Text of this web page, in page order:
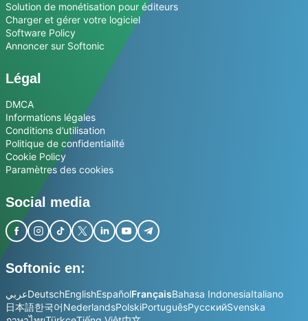
Solution de monétisation pour éditeurs
Charger et gérer votre logiciel
Software Policy
Annoncer sur Softonic
Légal
DMCA
Informations légales
Conditions d’utilisation
Politique de confidentialité
Cookie Policy
Paramètres des cookies
Social media
Softonic en:
عربيDeutschEnglishEspañolFrançaisBahasa IndonesiaItaliano
日本語한국어NederlandsPolskiPortuguêsРусскийSvenska